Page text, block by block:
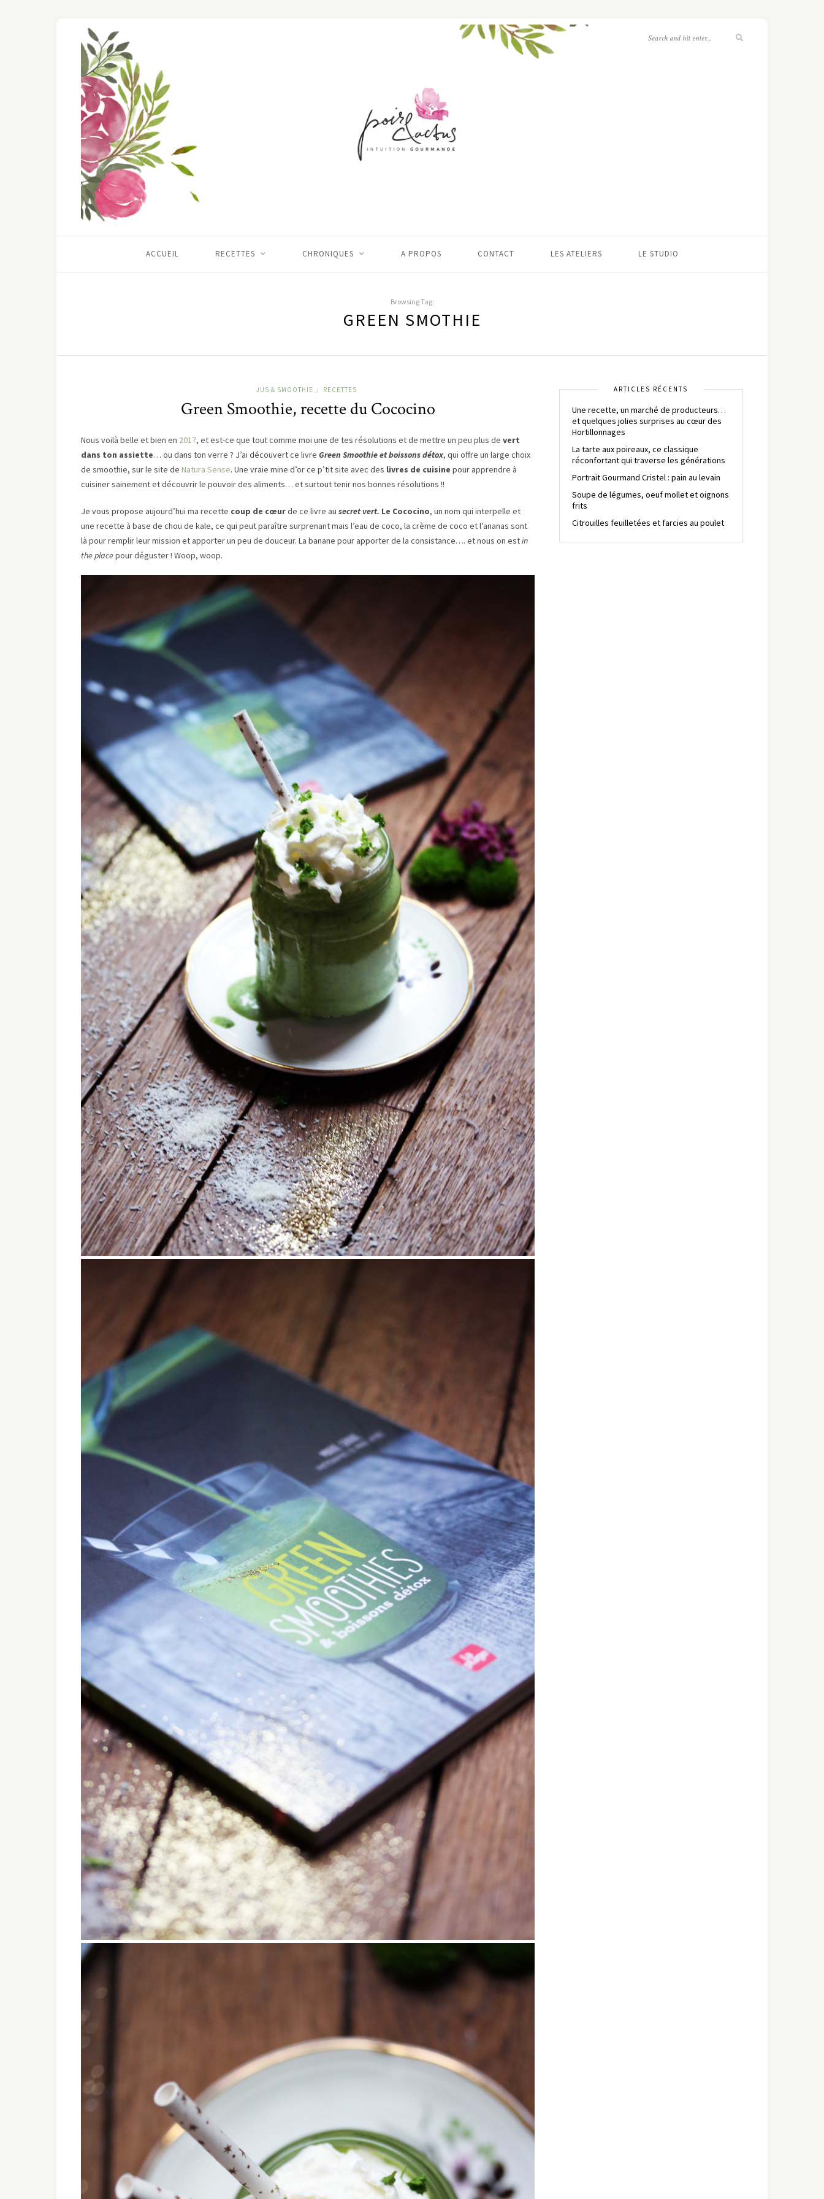
ACCUEIL RECETTES CHRONIQUES A PROPOS CONTACT LES ATELIERS LE STUDIO
Browsing Tag:
GREEN SMOTHIE
JUS & SMOOTHIE / RECETTES
Green Smoothie, recette du Cococino
Nous voilà belle et bien en 2017, et est-ce que tout comme moi une de tes résolutions et de mettre un peu plus de vert
dans ton assiette… ou dans ton verre ? J’ai découvert ce livre Green Smoothie et boissons détox, qui offre un large choix
de smoothie, sur le site de Natura Sense. Une vraie mine d’or ce p’tit site avec des livres de cuisine pour apprendre à
cuisiner sainement et découvrir le pouvoir des aliments… et surtout tenir nos bonnes résolutions !!
Je vous propose aujourd’hui ma recette coup de cœurde ce livre au secret vert. Le Cococino, un nom qui interpelle et
une recette à base de chou de kale, ce qui peut paraître surprenant mais l’eau de coco, la crème de coco et l’ananas sont
là pour remplir leur mission et apporter un peu de douceur. La banane pour apporter de la consistance…. et nous on estin
the placepour déguster ! Woop, woop.
ARTICLES RÉCENTS
Une recette, un marché de producteurs…
et quelques jolies surprises au cœur des
Hortillonnages
La tarte aux poireaux, ce classique
réconfortant qui traverse les générations
Portrait Gourmand Cristel : pain au levain
Soupe de légumes, oeuf mollet et oignons
frits
Citrouilles feuilletées et farcies au poulet